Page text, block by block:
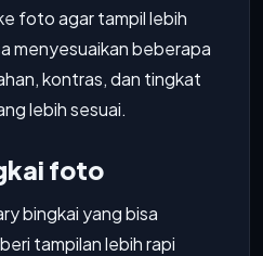
foto agar tampil lebih
menyesuaikan beberapa
kontras, dan tingkat
lebih sesuai.
foto
bingkai yang bisa
tampilan lebih rapi